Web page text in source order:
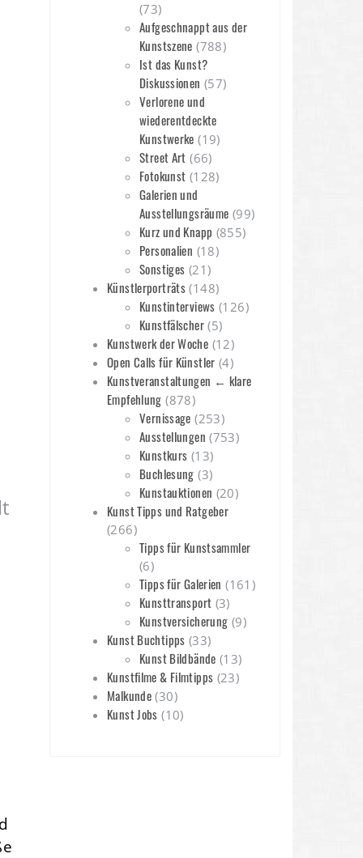
(73)
Aufgeschnappt aus der
Kunstszene (788)
Ist das Kunst?
Diskussionen (57)
Verlorene und
wiederentdeckte
Kunstwerke (19)
Street Art (66)
Fotokunst (128)
Galerien und
Ausstellungsräume (99)
Kurz und Knapp (855)
Personalien (18)
Sonstiges (21)
Künstlerporträts (148)
Kunstinterviews (126)
Kunstfälscher(5)
Kunstwerk der Woche (12)
Open Calls für Künstler (4)
Kunstveranstaltungen ← klare
Empfehlung (878)
Vernissage (253)
Ausstellungen (753)
Kunstkurs (13)
Buchlesung (3)
Kunstauktionen (20)
Kunst Tipps und Ratgeber
(266)
Tipps für Kunstsammler
(6)
Tipps für Galerien (161)
Kunsttransport (3)
Kunstversicherung (9)
Kunst Buchtipps (33)
Kunst Bildbände (13)
Kunstfilme & Filmtipps (23)
Malkunde (30)
Kunst Jobs (10)